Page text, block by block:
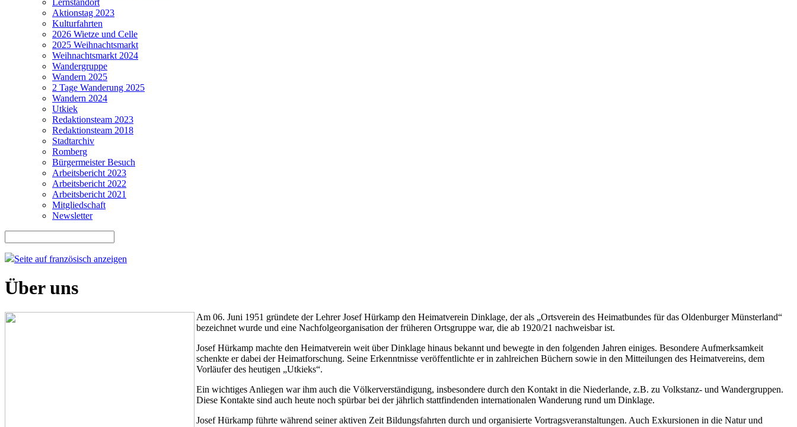
Lernstandort
Aktionstag 2023
Kulturfahrten
2026 Wietze und Celle
2025 Weihnachtsmarkt
Weihnachtsmarkt 2024
Wandergruppe
Wandern 2025
2 Tage Wanderung 2025
Wandern 2024
Utkiek
Redaktionsteam 2023
Redaktionsteam 2018
Stadtarchiv
Romberg
Bürgermeister Besuch
Arbeitsbericht 2023
Arbeitsbericht 2022
Arbeitsbericht 2021
Mitgliedschaft
Newsletter
Seite auf französisch anzeigen
Über uns
Am 06. Juni 1951 gründete der Lehrer Josef Hürkamp den Heimatverein Dinklage, der als „Ortsverein des Heimatbundes für das Oldenburger Münsterland“
bezeichnet wurde und eine Nachfolgeorganisation der früheren Ortsgruppe war, die ab 1920/21 nachweisbar ist.
Josef Hürkamp machte den Heimatverein weit über Dinklage hinaus bekannt und bewegte in den folgenden Jahren einiges. Besondere Aufmerksamkeit
schenkte er dabei der Heimatforschung. Seine Erkenntnisse veröffentlichte er in zahlreichen Büchern sowie in den Mitteilungen des Heimatvereins, dem
Vorläufer des heutigen „Utkieks“.
Ein wichtiges Anliegen war ihm auch die Völkerverständigung, insbesondere durch den Kontakt in die Niederlande, z.B. zu Volkstanz- und Wandergruppen.
Diese Kontakte sind auch heute noch spürbar bei der jährlich stattfindenden internationalen Wanderung rund um Dinklage.
Josef Hürkamp führte während seiner aktiven Zeit Bildungsfahrten durch und organisierte Vortragsveranstaltungen. Auch Exkursionen in die Natur und